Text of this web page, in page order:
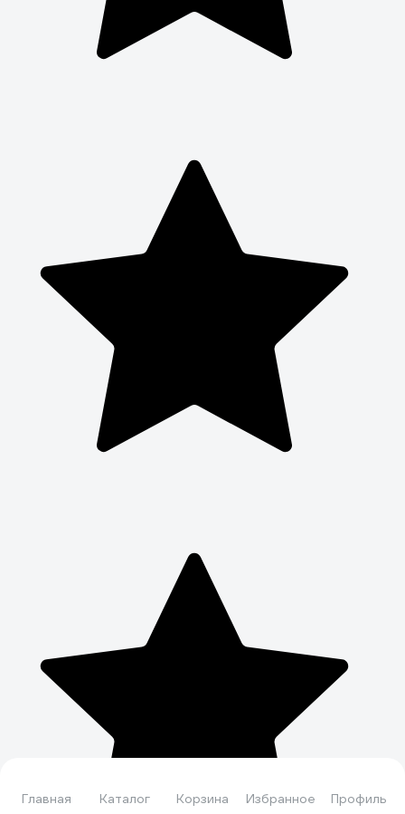
Главная Каталог Корзина Избранное Профиль